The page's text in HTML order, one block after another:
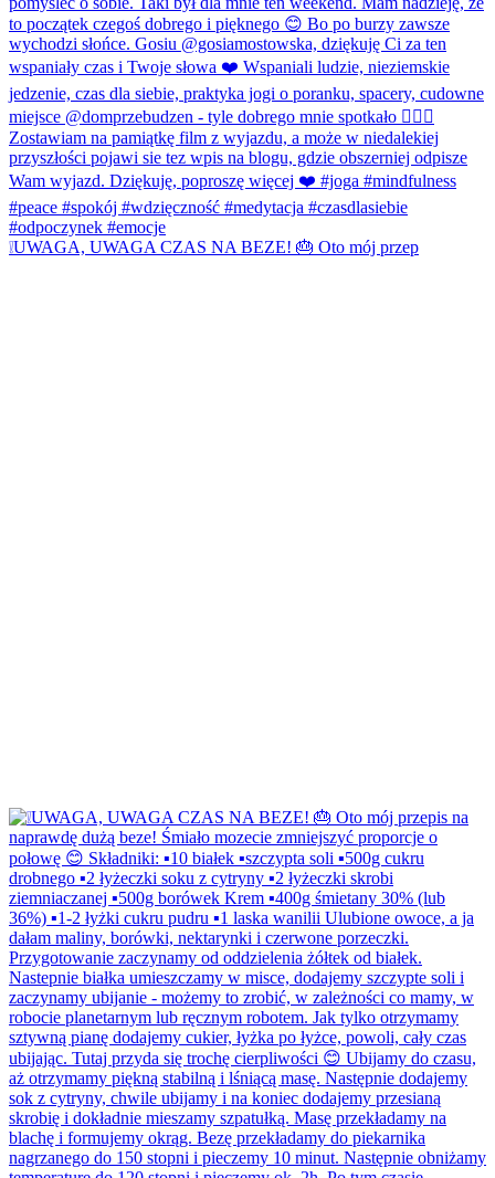
❕UWAGA, UWAGA CZAS NA BEZE! 🎂 Oto mój przep